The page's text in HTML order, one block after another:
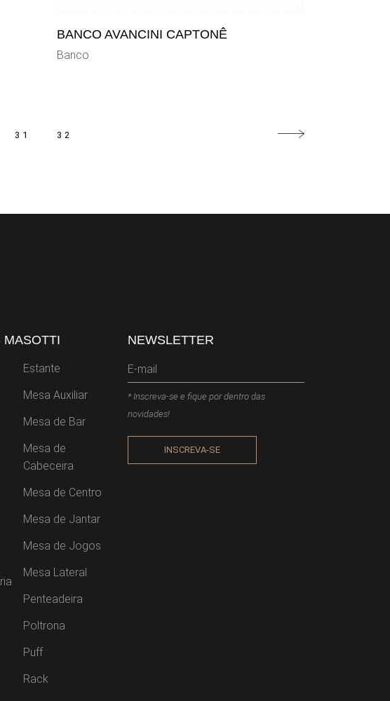
BANCO AVANCINI CAPTONÊ
Banco
31 32
MASOTTI
Estante
Mesa Auxiliar
Mesa de Bar
Mesa de
Cabeceira
Mesa de Centro
Mesa de Jantar
Mesa de Jogos
Mesa Lateral
Penteadeira
Poltrona
Puff
Rack
NEWSLETTER
* Inscreva-se e fique por dentro das
novidades!
INSCREVA-SE